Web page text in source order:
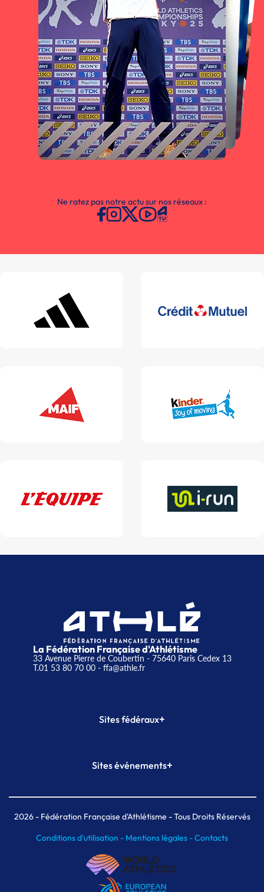
Ne ratez pas notre actu sur nos réseaux :
La Fédération Française d'Athlétisme
33 Avenue Pierre de Coubertin - 75640 Paris Cedex 13
T.01 53 80 70 00- ffa@athle.fr
Sites fédéraux+
Plateforme Formation
Sites événements+
Meeting de Paris indoor
MAIF Ekiden de Paris
2026- Fédération Française d'Athlétisme - Tous Droits Réservés
Conditions d'utilisation - Mentions légales -Contacts